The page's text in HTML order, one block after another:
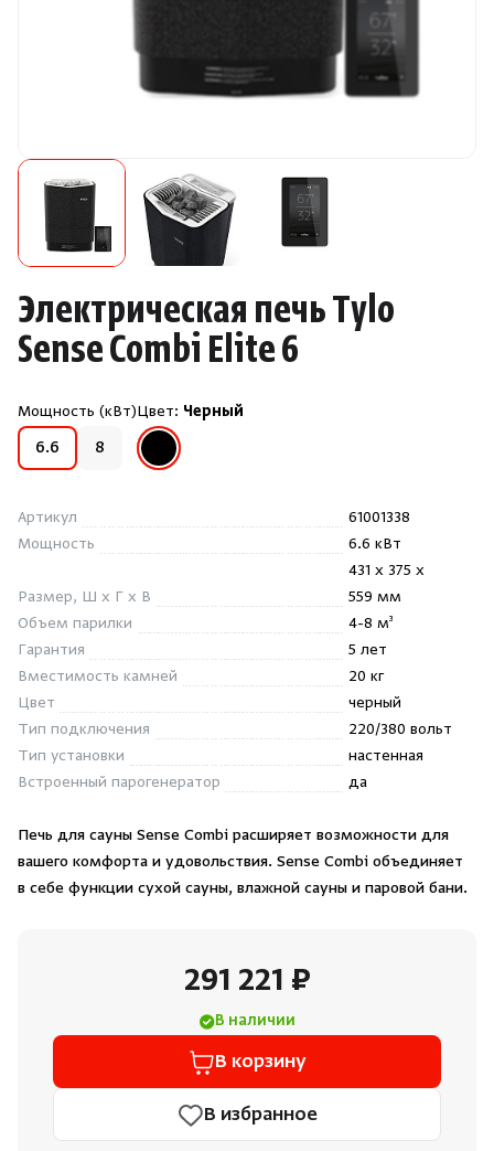
Запчасти
Отопление
Для хаммама
Ароматы
Душевые поддоны и системы слива
Инфракрасные сауны
Лёдогенераторы
Пародушевые
Краны
Электрическая печь Tylo
Sense Combi Elite 6
Мощность (кВт)
6.6 8
Цвет: Черный
Черный
Артикул
61001338
Мощность
6.6 кВт
Размер, Ш x Г x В
431 x 375 x
559 мм
Объем парилки
4-8 м³
Гарантия
5 лет
Вместимость камней
20 кг
Цвет
черный
Тип подключения
220/380 вольт
Тип установки
настенная
Встроенный парогенератор
да
Печь для сауны Sense Combi расширяет возможности для
вашего комфорта и удовольствия. Sense Combi объединяет
в себе функции сухой сауны, влажной сауны и паровой бани.
291 221 ₽
В наличии
В корзину
В избранное